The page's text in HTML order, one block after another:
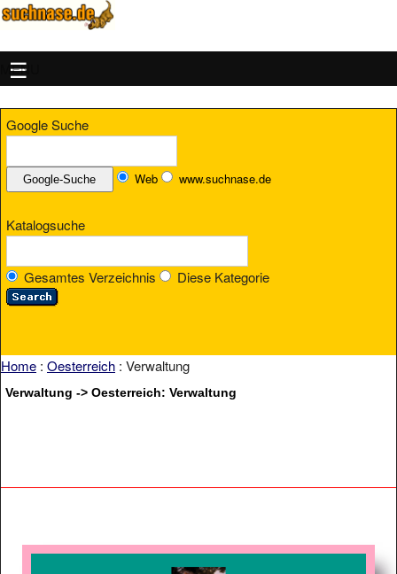
MENU
Google Suche
Web www.suchnase.de
Katalogsuche
Gesamtes Verzeichnis Diese Kategorie
Home : Oesterreich : Verwaltung
Verwaltung -> Oesterreich: Verwaltung